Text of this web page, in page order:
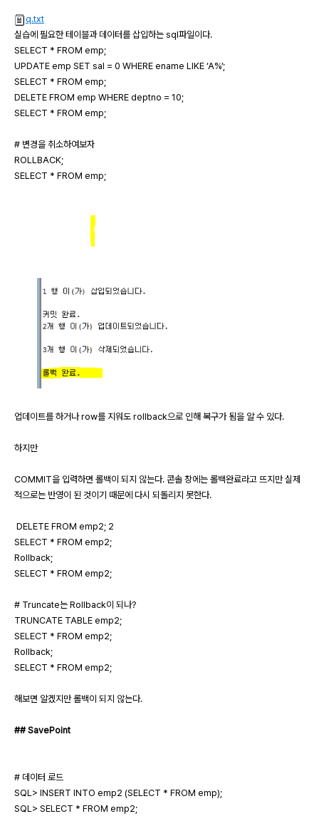
q.txt
실습에 필요한 테이블과 데이터를 삽입하는 sql파일이다.
SELECT * FROM emp;
UPDATE emp SET sal = 0 WHERE ename LIKE ‘A%’;
SELECT * FROM emp;
DELETE FROM emp WHERE deptno = 10;
SELECT * FROM emp;
# 변경을 취소하여보자
ROLLBACK;
SELECT * FROM emp;
업데이트를 하거나 row를 지워도 rollback으로 인해 복구가 됨을 알 수 있다.
하지만
COMMIT을 입력하면 롤백이 되지 않는다. 콘솔 창에는 롤백완료라고 뜨지만 실제
적으로는 반영이 된 것이기 때문에 다시 되돌리지 못한다.
DELETE FROM emp2; 2
SELECT * FROM emp2;
Rollback;
SELECT * FROM emp2;
# Truncate는 Rollback이 되나?
TRUNCATE TABLE emp2;
SELECT * FROM emp2;
Rollback;
SELECT * FROM emp2;
해보면 알겠지만 롤백이 되지 않는다.
## SavePoint
# 데이터 로드
SQL> INSERT INTO emp2 (SELECT * FROM emp);
SQL> SELECT * FROM emp2;